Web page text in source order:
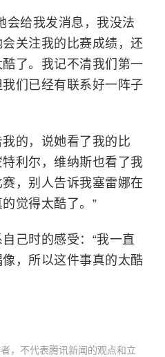
会给我发消息，我没法
关注我的比赛成绩，还
了。我记不清我们第一
们已经有联系好一阵子
的，说她看了我的比
利尔，维纳斯也看了我
，别人告诉我塞雷娜在
觉得太酷了。”
己时的感受：“我一直
，所以这件事真的太酷
，不代表腾讯新闻的观点和立